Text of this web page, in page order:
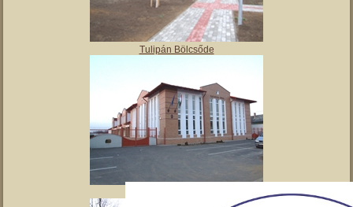
Tulipán Bölcsőde